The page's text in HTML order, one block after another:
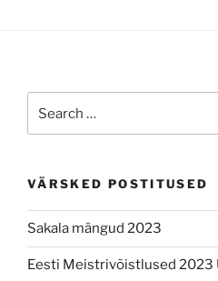
VÄRSKED POSTITUSED
Sakala mängud 2023
Eesti Meistrivõistlused 2023